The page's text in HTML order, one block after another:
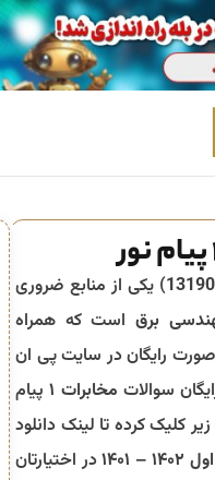
) یکی از منابع ضروری
برق است که همراه
رایگان در سایت پی ان
سوالات مخابرات ۱ پیام
کلیک کرده تا لینک دانلود
۱۴۰۱
در اختیارتان